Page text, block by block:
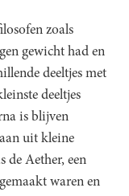
zoals
gewicht had en
deeltjes met
deeltjes
is blijven
uit kleine
de Aether, een
waren en